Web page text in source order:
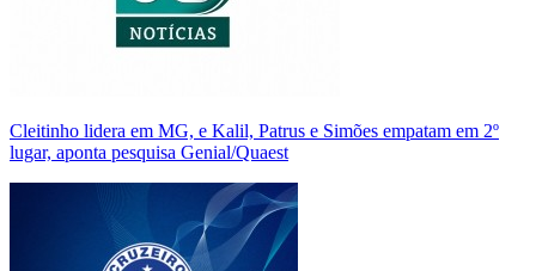
Cleitinho lidera em MG, e Kalil, Patrus e Simões empatam em 2º
lugar, aponta pesquisa Genial/Quaest